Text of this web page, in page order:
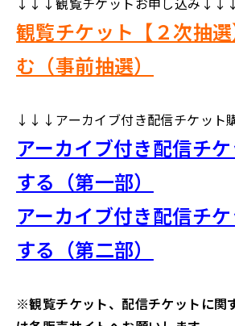
観覧チケット【２次抽
む（事前抽選）
↓↓↓アーカイブ付き配信チケッ
アーカイブ付き配信チ
する（第一部）
アーカイブ付き配信チ
する（第二部）
※観覧チケット、配信チケットに関